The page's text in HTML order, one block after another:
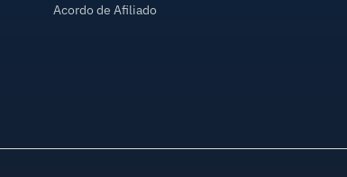
Acordo de Afiliado